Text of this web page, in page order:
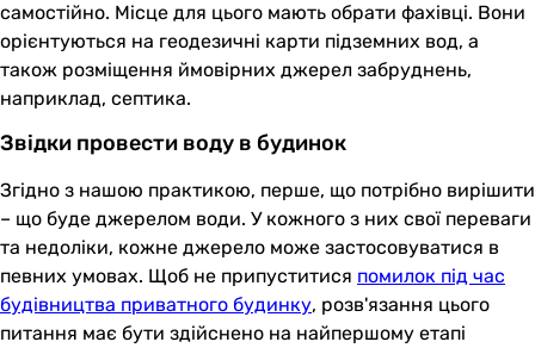
самостійно. Місце для цього мають обрати фахівці. Вони
орієнтуються на геодезичні карти підземних вод, а
також розміщення ймовірних джерел забруднень,
наприклад, септика.
Звідки провести воду в будинок
Згідно з нашою практикою, перше, що потрібно вирішити
– що буде джерелом води. У кожного з них свої переваги
та недоліки, кожне джерело може застосовуватися в
певних умовах. Щоб не припуститися помилок під час
будівництва приватного будинку, розв'язання цього
питання має бути здійснено на найпершому етапі